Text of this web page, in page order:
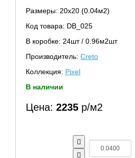
Размеры: 20х20 (0.04м2)
Код товара: DB_025
В коробке: 24шт / 0.96м2шт
Производитель: Creto
Коллекция: Pixel
В наличии
Цена: 2235 р/м2